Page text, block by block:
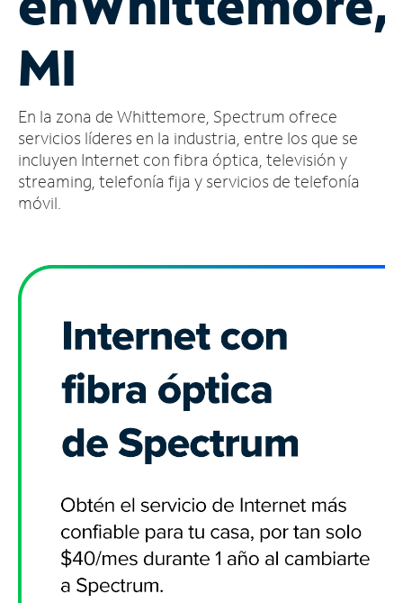
cuenta
Encuentra
tienda
MI
En la zona de Whittemore, Spectrum ofrece
servicios líderes en la industria, entre los que se
incluyen Internet con fibra óptica, televisión y
streaming, telefonía fija y servicios de telefonía
móvil.